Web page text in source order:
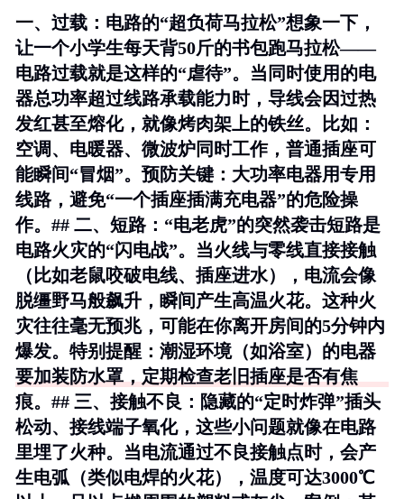
一、过载：电路的“超负荷马拉松”想象一下，
让一个小学生每天背50斤的书包跑马拉松——
电路过载就是这样的“虐待”。当同时使用的电
器总功率超过线路承载能力时，导线会因过热
发红甚至熔化，就像烤肉架上的铁丝。比如：
空调、电暖器、微波炉同时工作，普通插座可
能瞬间“冒烟”。预防关键：大功率电器用专用
线路，避免“一个插座插满充电器”的危险操
作。## 二、短路：“电老虎”的突然袭击短路是
电路火灾的“闪电战”。当火线与零线直接接触
（比如老鼠咬破电线、插座进水），电流会像
脱缰野马般飙升，瞬间产生高温火花。这种火
灾往往毫无预兆，可能在你离开房间的5分钟内
爆发。特别提醒：潮湿环境（如浴室）的电器
要加装防水罩，定期检查老旧插座是否有焦
痕。## 三、接触不良：隐藏的“定时炸弹”插头
松动、接线端子氧化，这些小问题就像在电路
里埋了火种。当电流通过不良接触点时，会产
生电弧（类似电焊的火花），温度可达3000℃